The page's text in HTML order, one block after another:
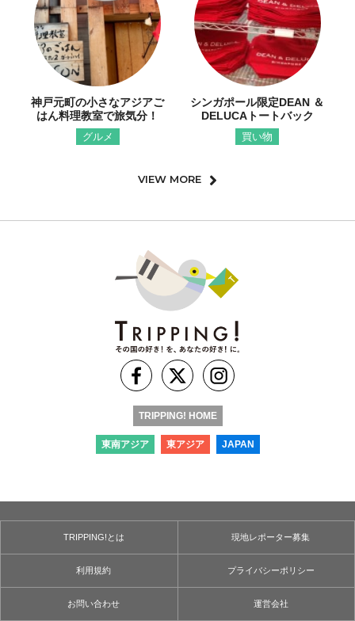
神戸元町の小さなアジアご
はん料理教室で旅気分！
グルメ
シンガポール限定DEAN ＆
DELUCAトートバック
買い物
VIEW MORE
TRIPPING! HOME
東南アジア 東アジア JAPAN
TRIPPING!とは 現地レポーター募集
利用規約 プライバシーポリシー
お問い合わせ 運営会社